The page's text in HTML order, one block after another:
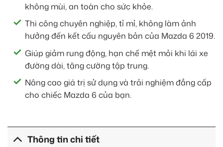
không mùi, an toàn cho sức khỏe.
Thi công chuyên nghiệp, tỉ mỉ, không làm ảnh
hưởng đến kết cấu nguyên bản của Mazda 6 2019.
Giúp giảm rung động, hạn chế mệt mỏi khi lái xe
đường dài, tăng cường tập trung.
Nâng cao giá trị sử dụng và trải nghiệm đẳng cấp
cho chiếc Mazda 6 của bạn.
Thông tin chi tiết